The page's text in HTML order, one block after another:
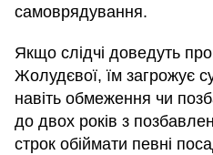
самоврядування.
Якщо слідчі доведуть
Жолудєвої, їм загрожує
навіть обмеження чи
до двох років з
строк обіймати певні